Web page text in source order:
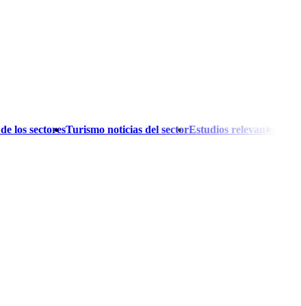
los sectoresTurismo noticias del sectorEstudios relevantes